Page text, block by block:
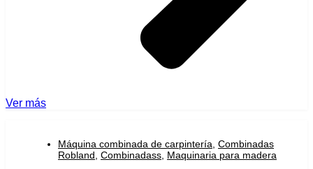
Ver más
Máquina combinada de carpintería Combinadas
Robland Combinadass Maquinaria para madera